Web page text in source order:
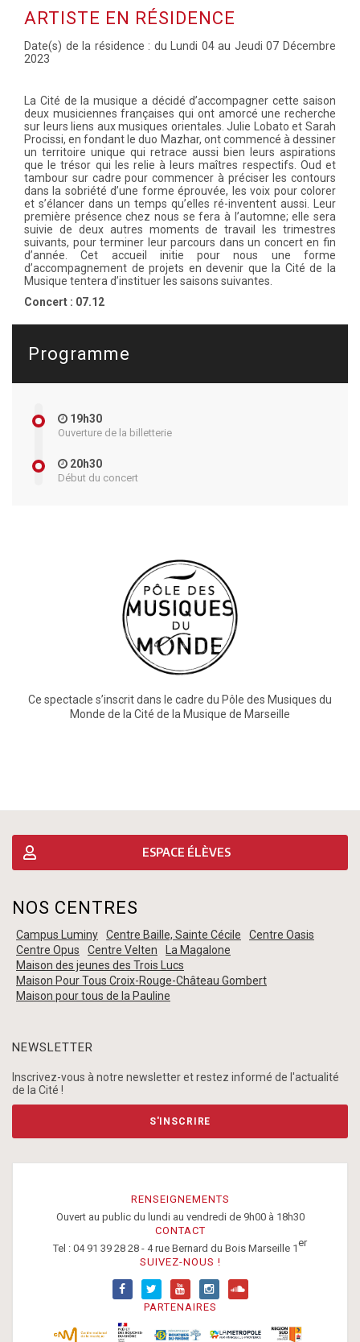
ARTISTE EN RÉSIDENCE
Date(s) de la résidence : du Lundi 04 au Jeudi 07 Décembre
2023
La Cité de la musique a décidé d’accompagner cette saison
deux musiciennes françaises qui ont amorcé une recherche
sur leurs liens aux musiques orientales. Julie Lobato et Sarah
Procissi, en fondant le duo Mazhar, ont commencé à dessiner
un territoire unique qui retrace aussi bien leurs aspirations
que le trésor qui les relie à leurs maîtres respectifs. Oud et
tambour sur cadre pour commencer à préciser les contours
dans la sobriété d’une forme éprouvée, les voix pour colorer
et s’élancer dans un temps qu’elles ré-inventent aussi. Leur
première présence chez nous se fera à l’automne; elle sera
suivie de deux autres moments de travail les trimestres
suivants, pour terminer leur parcours dans un concert en fin
d’année. Cet accueil initie pour nous une forme
d’accompagnement de projets en devenir que la Cité de la
Musique tentera d’instituer les saisons suivantes.
Concert : 07.12
Programme
19h30
Ouverture de la billetterie
20h30
Début du concert
Ce spectacle s’inscrit dans le cadre du Pôle des Musiques du
Monde de la Cité de la Musique de Marseille
ESPACE ÉLÈVES
NOS CENTRES
Campus Luminy Centre Baille, Sainte Cécile
Centre Oasis
Centre Opus
Centre Velten
La Magalone
Maison des jeunes des Trois Lucs
Maison Pour Tous Croix-Rouge-Château Gombert
Maison pour tous de la Pauline
NEWSLETTER
Inscrivez-vous à notre newsletter et restez informé de l'actualité
de la Cité !
S'INSCRIRE
RENSEIGNEMENTS
Ouvert au public du lundi au vendredi de 9h00 à 18h30
CONTACT
Tel : 04 91 39 28 28 - 4 rue Bernard du Bois Marseille 1er
SUIVEZ-NOUS !
PARTENAIRES